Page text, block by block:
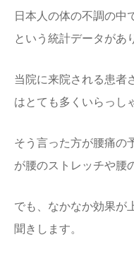
日本人の体の不調の中
という統計データがあ
当院に来院される患者
はとても多くいらっし
そう言った方が腰痛の
が腰のストレッチや腰
でも、なかなか効果が
聞きします。